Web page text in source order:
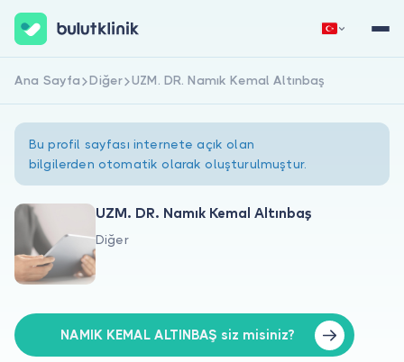
Hakkımızda
Doktorlar için
Hemen Kaydol Giriş Yap
Ana Sayfa Diğer UZM. DR. Namık Kemal Altınbaş
Bu profil sayfası internete açık olan
bilgilerden otomatik olarak oluşturulmuştur.
UZM. DR. Namık Kemal Altınbaş
Diğer
NAMIK KEMAL ALTINBAŞ siz misiniz?